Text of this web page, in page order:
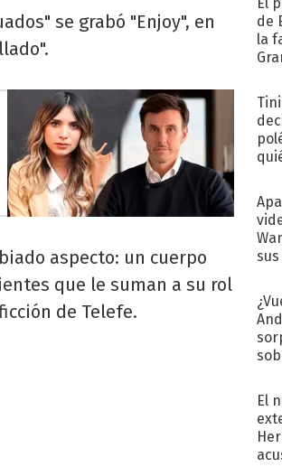
se grabó "Enjoy", en
aspecto: un cuerpo
que le suman a su rol
de Telefe.
de
la
El